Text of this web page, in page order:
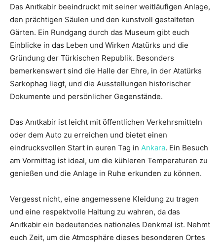
Das Anıtkabir beeindruckt mit seiner weitläufigen Anlage,
den prächtigen Säulen und den kunstvoll gestalteten
Gärten. Ein Rundgang durch das Museum gibt euch
Einblicke in das Leben und Wirken Atatürks und die
Gründung der Türkischen Republik. Besonders
bemerkenswert sind die Halle der Ehre, in der Atatürks
Sarkophag liegt, und die Ausstellungen historischer
Dokumente und persönlicher Gegenstände.
Das Anıtkabir ist leicht mit öffentlichen Verkehrsmitteln
oder dem Auto zu erreichen und bietet einen
eindrucksvollen Start in euren Tag in Ankara. Ein Besuch
am Vormittag ist ideal, um die kühleren Temperaturen zu
genießen und die Anlage in Ruhe erkunden zu können.
Vergesst nicht, eine angemessene Kleidung zu tragen
und eine respektvolle Haltung zu wahren, da das
Anıtkabir ein bedeutendes nationales Denkmal ist. Nehmt
euch Zeit, um die Atmosphäre dieses besonderen Ortes